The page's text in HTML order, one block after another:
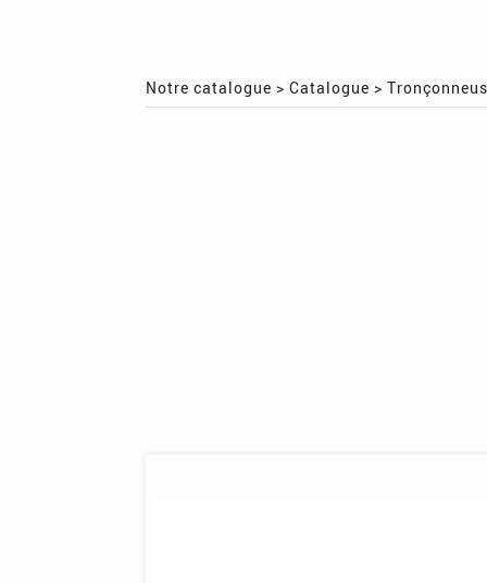
Notre catalogue >Catalogue >